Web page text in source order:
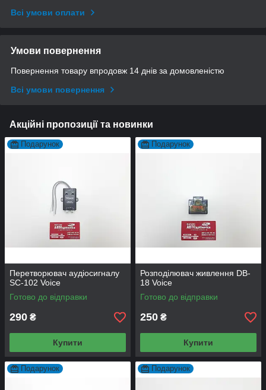
Всі умови оплати
Умови повернення
Повернення товару впродовж 14 днів за домовленістю
Всі умови повернення
Акційні пропозиції та новинки
Подарунок
Перетворювач аудіосигналу
SC-102 Voice
Готово до відправки
290 ₴
Купити
Подарунок
Розподілювач живлення DB-
18 Voice
Готово до відправки
250 ₴
Купити
Подарунок Подарунок